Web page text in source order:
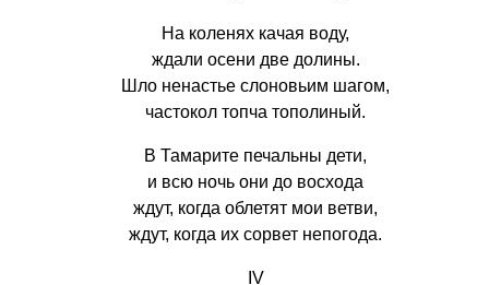
На коленях качая воду,
ждали осени две долины.
Шло ненастье слоновьим шагом,
частокол топча тополиный.
В Тамарите печальны дети,
и всю ночь они до восхода
ждут, когда облетят мои ветви,
ждут, когда их сорвет непогода.
IV